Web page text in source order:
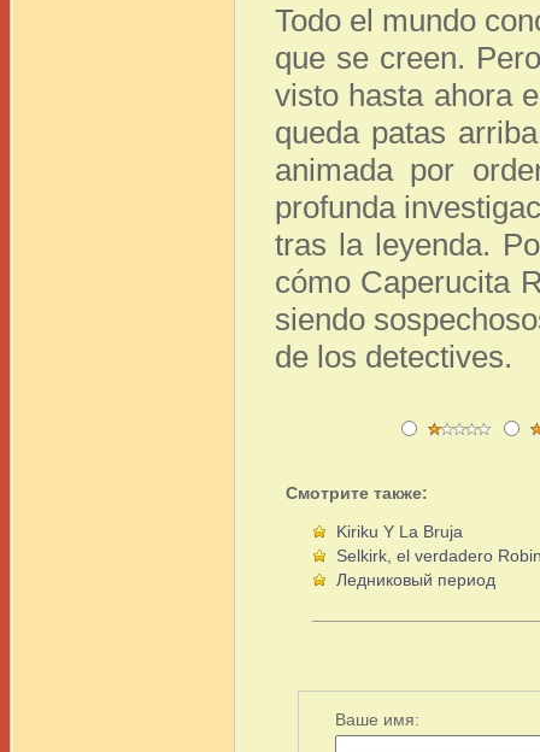
Todo el mundo
que se creen.
visto hasta ahora
queda patas
animada por
profunda
tras la leyenda.
cómo Caperucita
siendo
de los detectives.
Смотрите также:
Kiriku Y La Bruja
Selkirk, el verdadero
Ледниковый период
Ваше имя: